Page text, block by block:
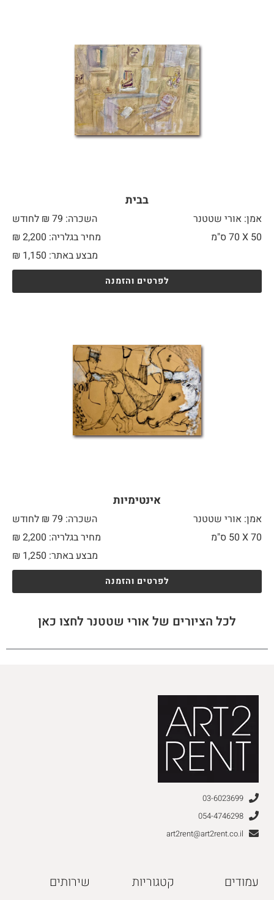
בבית
אמן: אורי שטטנר
השכרה: 79 ₪ לחודש
50 X
מחיר בגלריה: 2,200 ₪
מבצע באתר:
₪ 1,150
לפרטים והזמנה
אינטימיות
אמן: אורי שטטנר
השכרה: 79 ₪ לחודש
70 X
מחיר בגלריה: 2,200 ₪
מבצע באתר:
₪ 1,250
לפרטים והזמנה
לכל הציורים של אורי שטטנר לחצו כאן
03-6023699
054-4746298
art2rent@art2rent.co.il
עמודים קטגוריות שירותים